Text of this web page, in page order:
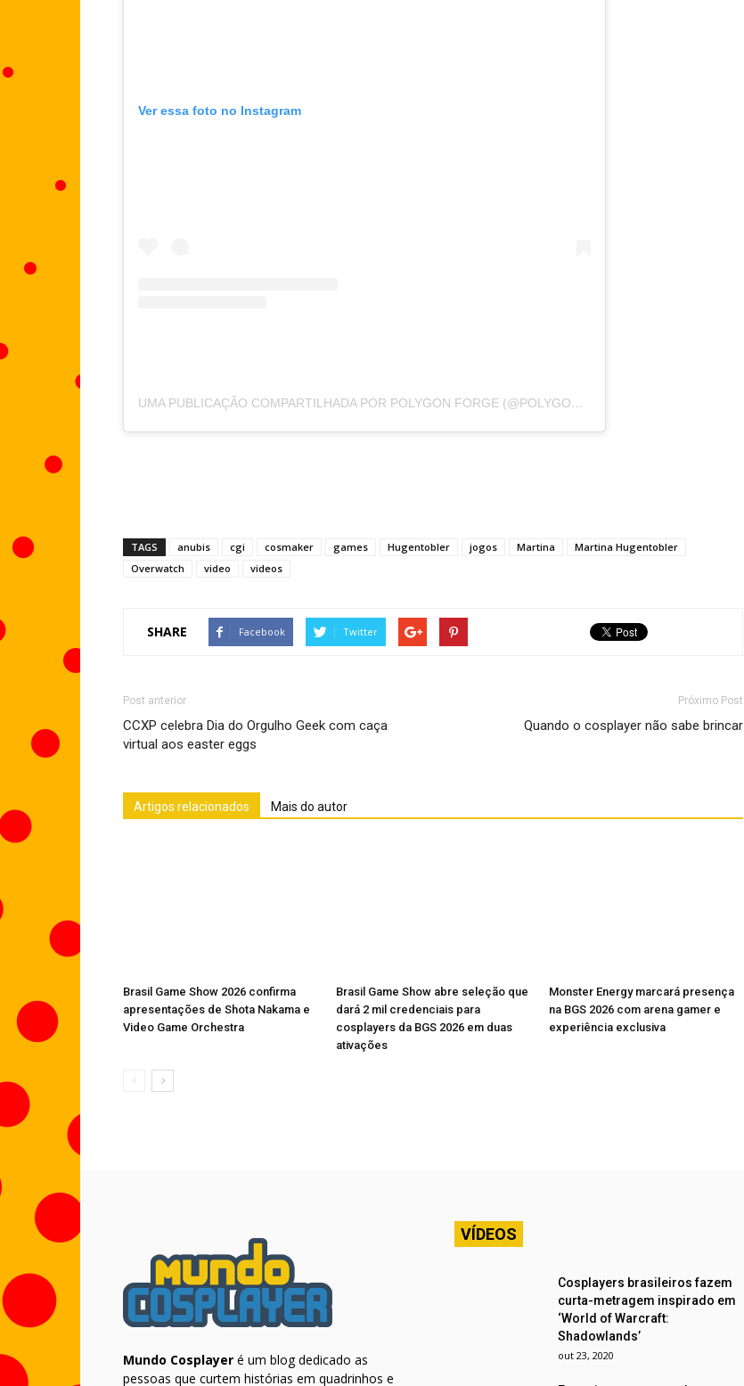
Ver essa foto no Instagram
UMA PUBLICAÇÃO COMPARTILHADA POR POLYGON FORGE (@POLYGON_FORGE)
TAGS anubis cgi cosmaker games Hugentobler jogos Martina
Martina Hugentobler
Overwatch
video videos
SHARE Facebook Twitter
Post anterior
CCXP celebra Dia do Orgulho Geek com caça
virtual aos easter eggs
Próximo Post
Quando o cosplayer não sabe brincar
Artigos relacionados Mais do autor
Brasil Game Show 2026 confirma
apresentações de Shota Nakama e
Video Game Orchestra
Brasil Game Show abre seleção que
dará 2 mil credenciais para
cosplayers da BGS 2026 em duas
ativações
Monster Energy marcará presença
na BGS 2026 com arena gamer e
experiência exclusiva
Mundo Cosplayer é um blog dedicado as
pessoas que curtem histórias em quadrinhos e
VÍDEOS
Cosplayers brasileiros fazem
curta-metragem inspirado em
‘World of Warcraft:
Shadowlands’
out 23, 2020